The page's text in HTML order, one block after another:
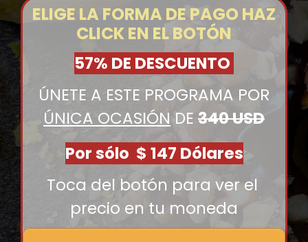
ELIGE LA FORMA DE PAGO HAZ
CLICK EN EL BOTÓN
57% DE DESCUENTO
ÚNETE A ESTE PROGRAMA POR
ÚNICA OCASIÓN DE 340 USD
Por sólo $ 147 Dólares
Toca del botón para ver el
precio en tu moneda